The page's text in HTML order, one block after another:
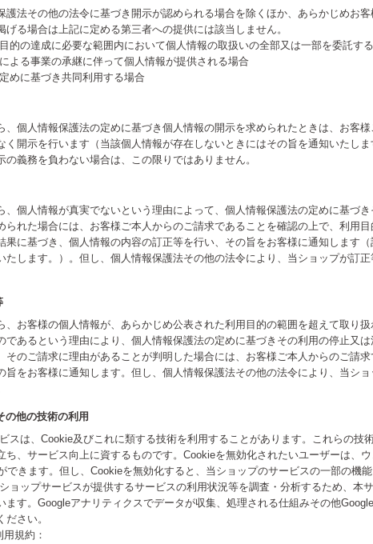
護法その他の法令に基づき開示が認められる場合を除くほか、あらかじめお
る場合は上記に定める第三者への提供には該当しません。
的の達成に必要な範囲内において個人情報の取扱いの全部又は一部を委託す
よる事業の承継に伴って個人情報が提供される場合
めに基づき共同利用する場合
、個人情報保護法の定めに基づき個人情報の開示を求められたときは、お客
く開示を行います（当該個人情報が存在しないときにはその旨を通知いたし
の義務を負わない場合は、この限りではありません。
、個人情報が真実でないという理由によって、個人情報保護法の定めに基づ
られた場合には、お客様ご本人からのご請求であることを確認の上で、利用
果に基づき、個人情報の内容の訂正等を行い、その旨をお客様に通知します
たします。）。但し、個人情報保護法その他の法令により、当ショップが訂
、お客様の個人情報が、あらかじめ公表された利用目的の範囲を超えて取り
であるという理由により、個人情報保護法の定めに基づきその利用の停止又
そのご請求に理由があることが判明した場合には、お客様ご本人からのご請
旨をお客様に通知します。但し、個人情報保護法その他の法令により、当シ
の他の技術の利用
スは、Cookie及びこれに類する技術を利用することがあります。これらの技
ち、サービス向上に資するものです。Cookieを無効化されたいユーザーは、
できます。但し、Cookieを無効化すると、当ショップのサービスの一部の機
ョップサービスが提供するサービスの利用状況等を調査・分析するため、本
ます。Googleアナリティクスでデータが収集、処理される仕組みその他
さい。
規約：